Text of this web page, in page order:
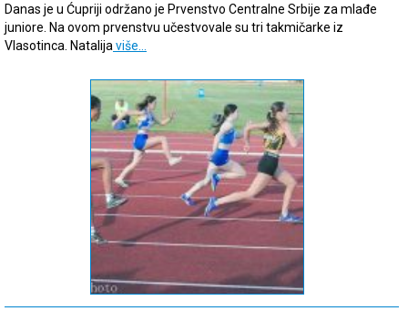
Danas je u Ćupriji održano je Prvenstvo Centralne Srbije za mlađe
juniore. Na ovom prvenstvu učestvovale su tri takmičarke iz
Vlasotinca. Natalija više…